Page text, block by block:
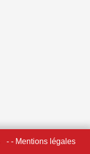
- - Mentions légales